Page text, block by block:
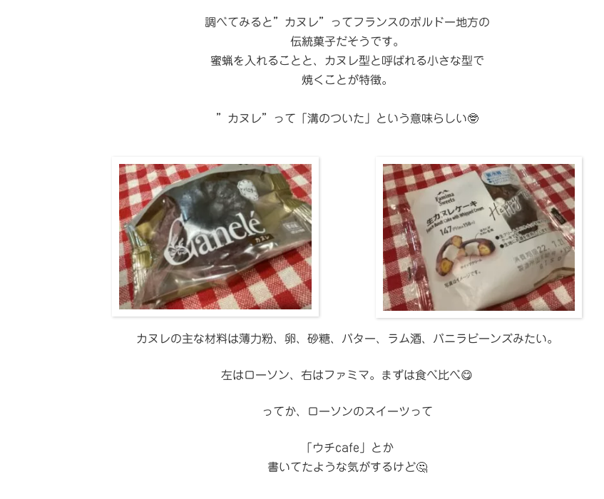
調べてみると”カヌレ”ってフランスのボルドー地方の
伝統菓子だそうです。
蜜蝋を入れることと、カヌレ型と呼ばれる小さな型で
焼くことが特徴。
”カヌレ”って「溝のついた」という意味らしい🤓
カヌレの主な材料は薄力粉、卵、砂糖、バター、ラム酒、バニラビーンズみたい。
左はローソン、右はファミマ。まずは食べ比べ😋
ってか、ローソンのスイーツって
「ウチcafe」とか
書いてたような気がするけど🤔